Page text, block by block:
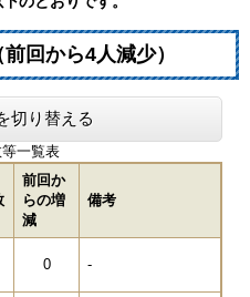
回から4人減少）
切り替える
一覧表
前回か
らの増
減
備考
0 -